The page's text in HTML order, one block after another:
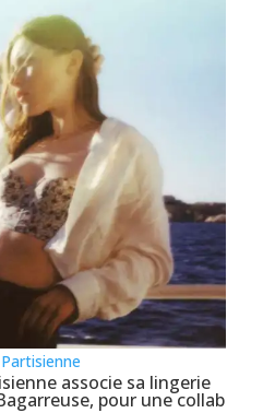
associe sa lingerie
pour une collab